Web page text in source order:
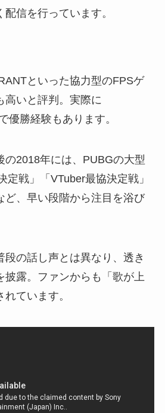
信を行っています。
といった協力型のFPSゲ
高いと評判。実際に
優勝経験もあります。
の2018年には、PUBGの大型
定戦」「VTuber最協決定戦」
ど、早い段階から注目を浴び
段の話し声とは異なり、透き
露。ファンからも「歌が上
ています。